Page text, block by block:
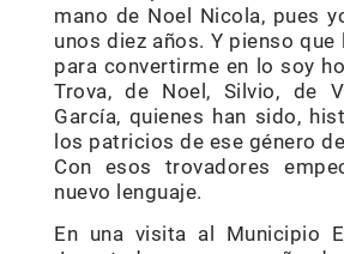
mano de Noel Nicola, pues
unos diez años. Y pienso
para convertirme en lo soy
Trova, de Noel, Silvio, de
García, quienes han sido,
los patricios de ese género
Con esos trovadores
nuevo lenguaje.
En una visita al Municipio